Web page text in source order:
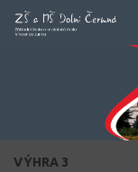
Skip to content
VÝHRA 3